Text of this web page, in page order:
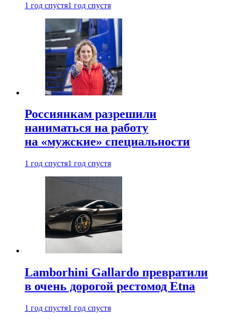
1 год спустя1 год спустя
Россиянкам разрешили
наниматься на работу
на «мужские» специальности
1 год спустя1 год спустя
Lamborhini Gallardo превратили
в очень дорогой рестомод Etna
1 год спустя1 год спустя